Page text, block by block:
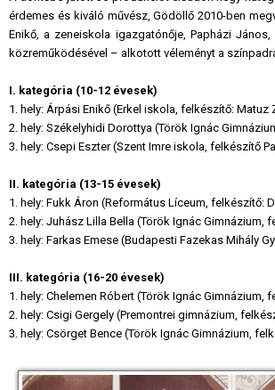
érdemes és kiváló művész, Gödöllő 2010-ben
Enikő, a zeneiskola igazgatónője, Papházi
közreműködésével – alkotott véleményt a
I. kategória (10-12 évesek)
1. hely: Árpási Enikő (Erkel iskola, felkészítő: Matuz
2. hely: Székelyhidi Dorottya (Török Ignác
3. hely: Csepi Eszter (Szent Imre iskola, felkészítő
II. kategória (13-15 évesek)
1. hely: Fukk Áron (Református Líceum, felkészítő:
2. hely: Juhász Lilla Bella (Török Ignác Gimnázium,
3. hely: Farkas Emese (Budapesti Fazekas Mihály
III. kategória (16-20 évesek)
1. hely: Chelemen Róbert (Török Ignác Gimnázium,
2. hely: Csigi Gergely (Premontrei gimnázium,
3. hely: Csörget Bence (Török Ignác Gimnázium,